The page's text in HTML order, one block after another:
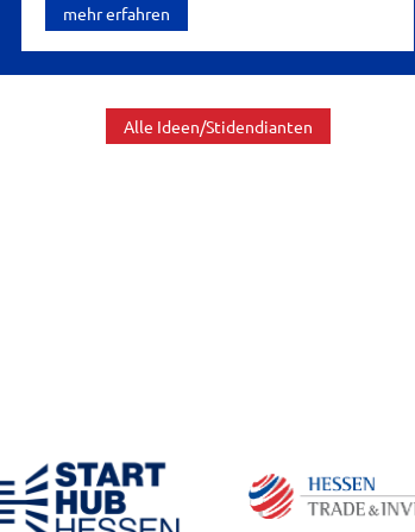
mehr erfahren
Alle Ideen/Stidendianten